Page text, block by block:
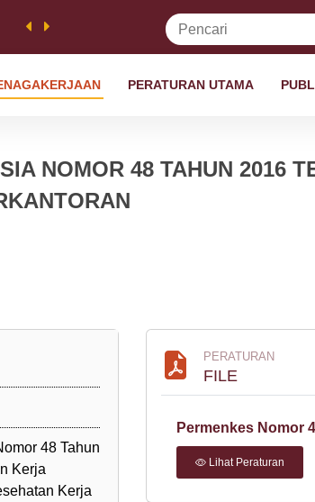
PERATURAN UTAMA
NOMOR 48 TAHUN 2016
48 Tahun
Kerja
Kerja
PERATURAN
FILE
Permenkes Nomor
Lihat Peraturan